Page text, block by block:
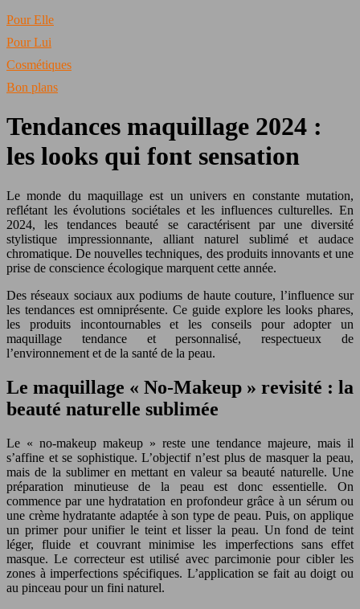
Pour Elle
Pour Lui
Cosmétiques
Bon plans
Tendances maquillage 2024 :
les looks qui font sensation
Le monde du maquillage est un univers en constante mutation,
reflétant les évolutions sociétales et les influences culturelles. En
2024, les tendances beauté se caractérisent par une diversité
stylistique impressionnante, alliant naturel sublimé et audace
chromatique. De nouvelles techniques, des produits innovants et une
prise de conscience écologique marquent cette année.
Des réseaux sociaux aux podiums de haute couture, l’influence sur
les tendances est omniprésente. Ce guide explore les looks phares,
les produits incontournables et les conseils pour adopter un
maquillage tendance et personnalisé, respectueux de
l’environnement et de la santé de la peau.
Le maquillage « No-Makeup » revisité : la
beauté naturelle sublimée
Le « no-makeup makeup » reste une tendance majeure, mais il
s’affine et se sophistique. L’objectif n’est plus de masquer la peau,
mais de la sublimer en mettant en valeur sa beauté naturelle. Une
préparation minutieuse de la peau est donc essentielle. On
commence par une hydratation en profondeur grâce à un sérum ou
une crème hydratante adaptée à son type de peau. Puis, on applique
un primer pour unifier le teint et lisser la peau. Un fond de teint
léger, fluide et couvrant minimise les imperfections sans effet
masque. Le correcteur est utilisé avec parcimonie pour cibler les
zones à imperfections spécifiques. L’application se fait au doigt ou
au pinceau pour un fini naturel.